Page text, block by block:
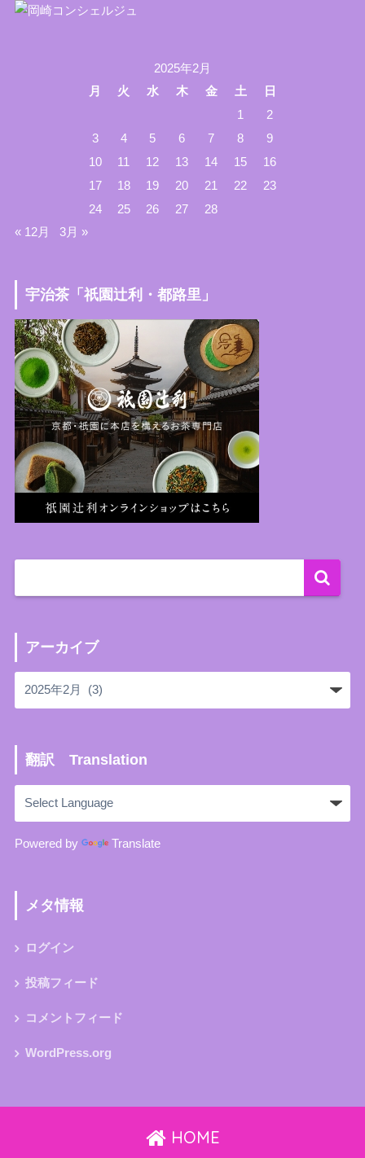
2025年2月
月
火 水 木 金 土
日
1
2
3
4 5 6 7 8
9
10
11 12 13 14 15
16
17
18 19 20 21 22
23
24
25 26 27
28
« 12月
3月 »
宇治茶「祇園辻利・都路里」
アーカイブ
翻訳 Translation
Powered by Translate
メタ情報
ログイン
投稿フィード
コメントフィード
WordPress.org
HOME